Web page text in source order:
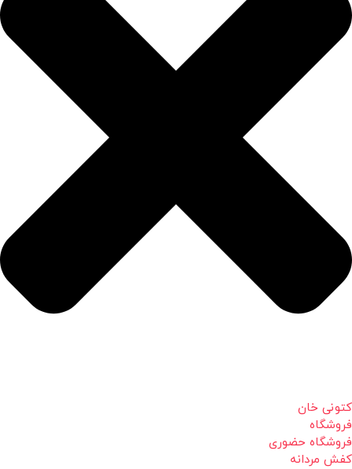
کتونی خان
فروشگاه
فروشگاه حضوری
کفش مردانه